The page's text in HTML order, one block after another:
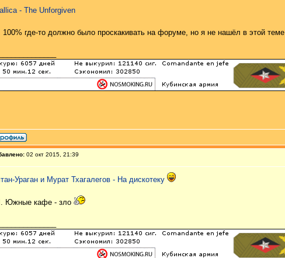
- The Unforgiven
100% где-то должно было проскакивать на форуме, но я не нашёл в этой теме
02 окт 2015, 21:39
Ураган и Мурат Тхагалегов - На дискотеку
Южные кафе - зло